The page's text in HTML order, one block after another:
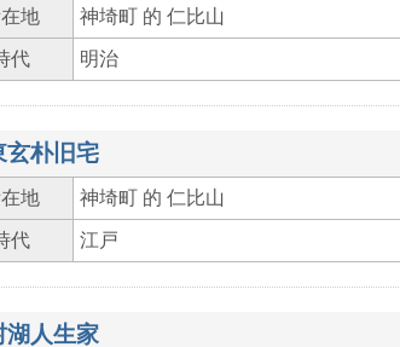
地 神埼町 的 仁比山
代 明治
玄朴旧宅
地 神埼町 的 仁比山
代 江戸
湖人生家